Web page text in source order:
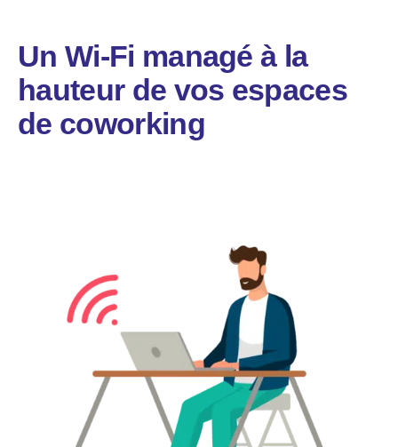
Un Wi-Fi managé à la
hauteur de vos espaces
de coworking